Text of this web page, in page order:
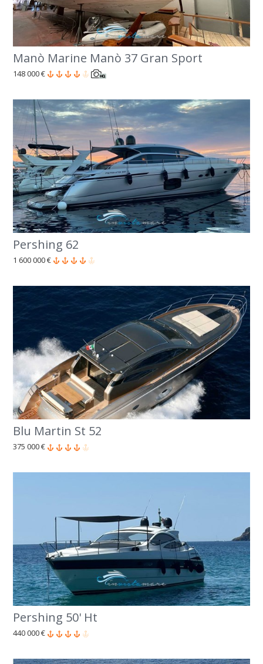
Manò Marine Manò 37 Gran Sport
148 000 €
Pershing 62
1 600 000 €
Blu Martin St 52
375 000 €
Pershing 50' Ht
440 000 €